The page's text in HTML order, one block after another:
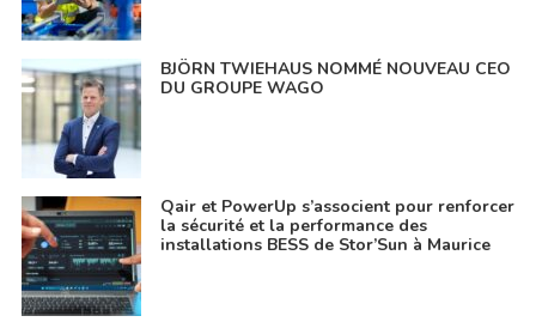
BJÖRN TWIEHAUS NOMMÉ NOUVEAU CEO
DU GROUPE WAGO
Qair et PowerUp s’associent pour renforcer
la sécurité et la performance des
installations BESS de Stor’Sun à Maurice